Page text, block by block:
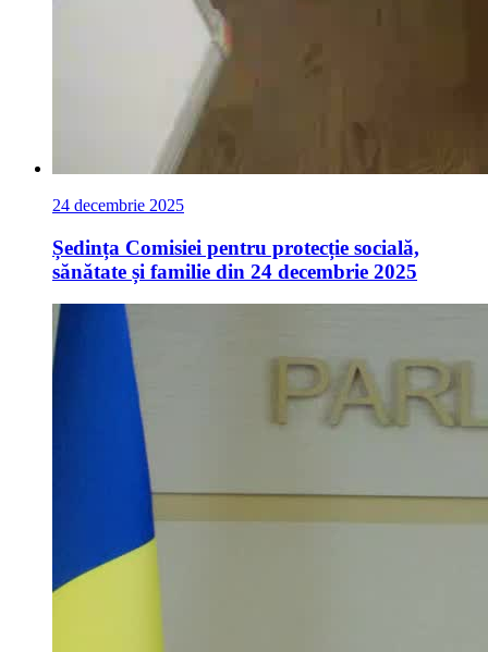
24 decembrie 2025
Ședința Comisiei pentru protecție socială,
sănătate și familie din 24 decembrie 2025